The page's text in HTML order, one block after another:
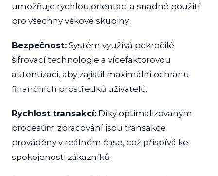
umožňuje rychlou orientaci a snadné použití
pro všechny věkové skupiny.
Bezpečnost: Systém využívá pokročilé
šifrovací technologie a vícefaktorovou
autentizaci, aby zajistil maximální ochranu
finančních prostředků uživatelů.
Rychlost transakcí: Díky optimalizovaným
procesům zpracování jsou transakce
prováděny v reálném čase, což přispívá ke
spokojenosti zákazníků.